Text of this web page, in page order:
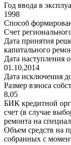
Год ввода в
1998
Способ
Счет
Дата принятия
капитального
Дата наступления
01.10.2014
Дата исключения
Размер взноса
8,05
БИК кредитной
счет (в случае
ремонта на
Объем средств на
собранных с